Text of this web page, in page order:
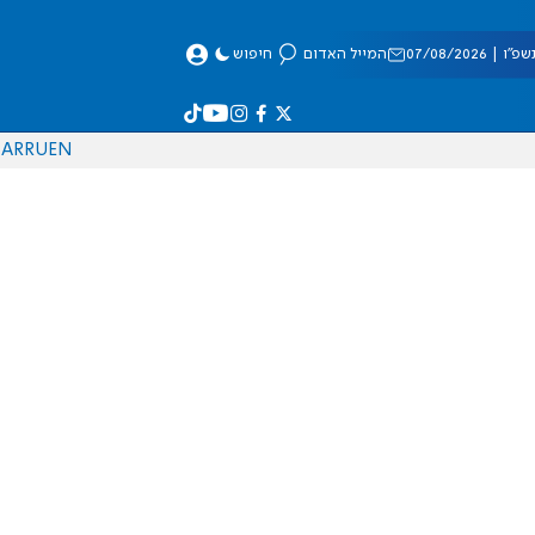
08/2026 המייל האדום חיפוש
EN
RU
AR